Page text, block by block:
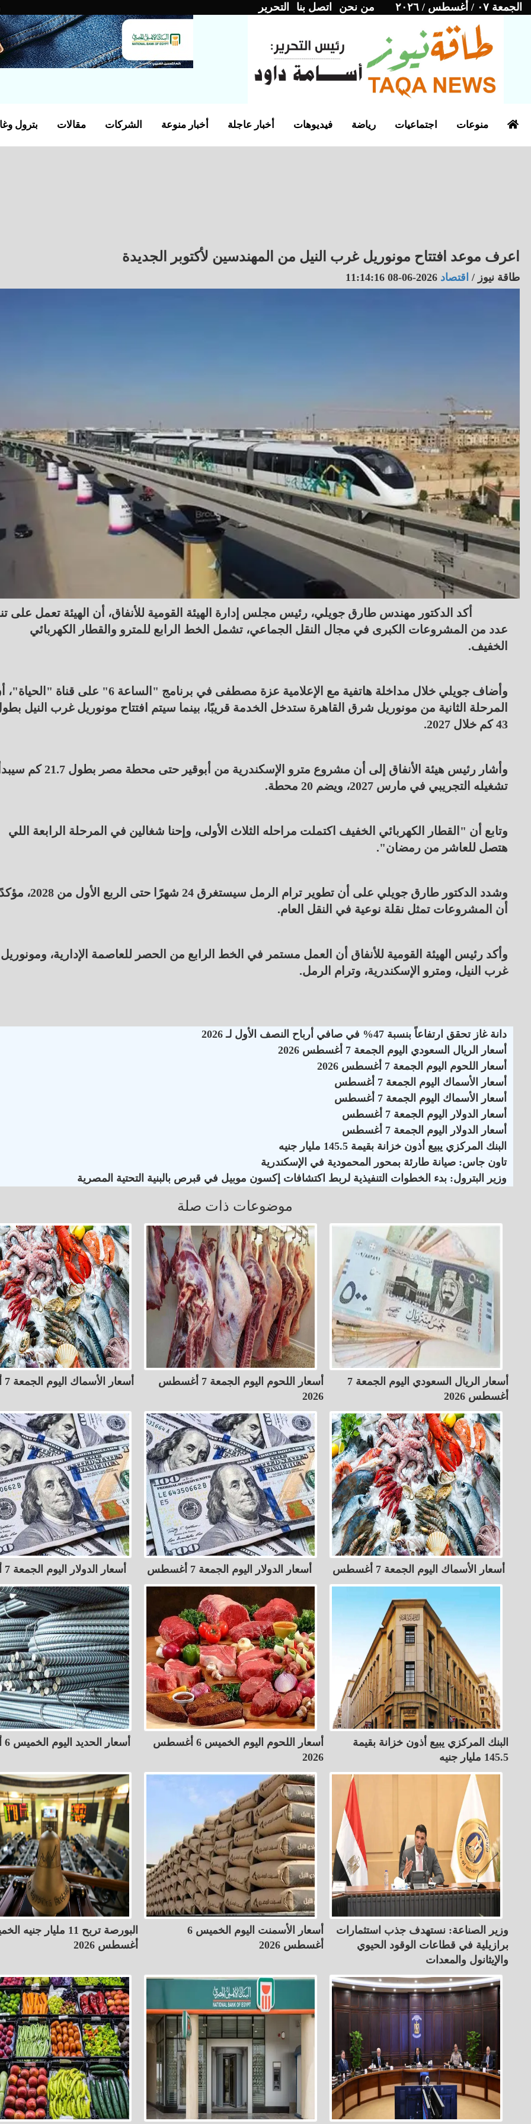
الجمعة ٠٧ / أغسطس / ٢٠٢٦ من نحن اتصل بنا التحرير
بترول مقالات الشركات أخبار منوعة أخبار عاجلة فيديوهات رياضة اجتماعيات منوعات
اعرف موعد افتتاح مونوريل غرب النيل من المهندسين لأكتوبر الجديدة
طاقة نيوز / اقتصاد2026-06-08 11:14:16
أكد الدكتور مهندس طارق جويلي، رئيس مجلس إدارة الهيئة القومية للأنفاق، أن الهيئة تعمل على
عدد من المشروعات الكبرى في مجال النقل الجماعي، تشمل الخط الرابع للمترو والقطار الكهربائي
الخفيف.
وأضاف جويلي خلال مداخلة هاتفية مع الإعلامية عزة مصطفى في برنامج "الساعة 6" على قناة
المرحلة الثانية من مونوريل شرق القاهرة ستدخل الخدمة قريبًا، بينما سيتم افتتاح مونوريل غرب النيل
43 كم خلال 2027.
وأشار رئيس هيئة الأنفاق إلى أن مشروع مترو الإسكندرية من أبوقير حتى محطة مصر بطول 21.7 كم سيبدأ
تشغيله التجريبي في مارس 2027، ويضم 20 محطة.
وتابع أن "القطار الكهربائي الخفيف اكتملت مراحله الثلاث الأولى، وإحنا شغالين في المرحلة الرابعة اللي
هتصل للعاشر من رمضان".
وشدد الدكتور طارق جويلي على أن تطوير ترام الرمل سيستغرق 24 شهرًا حتى الربع الأول من 2028، مؤكدًا
أن المشروعات تمثل نقلة نوعية في النقل العام.
وأكد رئيس الهيئة القومية للأنفاق أن العمل مستمر في الخط الرابع من الحصر للعاصمة الإدارية، ومونوريل
غرب النيل، ومترو الإسكندرية، وترام الرمل.
دانة غاز تحقق ارتفاعاً بنسبة 47% في صافي أرباح النصف الأول لـ 2026
أسعار الريال السعودي اليوم الجمعة 7 أغسطس 2026
أسعار اللحوم اليوم الجمعة 7 أغسطس 2026
أسعار الأسماك اليوم الجمعة 7 أغسطس
أسعار الأسماك اليوم الجمعة 7 أغسطس
أسعار الدولار اليوم الجمعة 7 أغسطس
أسعار الدولار اليوم الجمعة 7 أغسطس
البنك المركزي يبيع أذون خزانة بقيمة 145.5 مليار جنيه
تاون جاس: صيانة طارئة بمحور المحمودية في الإسكندرية
وزير البترول: بدء الخطوات التنفيذية لربط اكتشافات إكسون موبيل في قبرص بالبنية التحتية المصرية
موضوعات ذات صلة
أسعار الريال السعودي اليوم الجمعة 7
أغسطس 2026
أسعار اللحوم اليوم الجمعة 7 أغسطس
2026
أسعار الأسماك اليوم الجمعة 7 أغسطس
أسعار الأسماك اليوم الجمعة 7 أغسطس أسعار الدولار اليوم الجمعة 7 أغسطس أسعار الدولار اليوم الجمعة 7 أغسطس
البنك المركزي يبيع أذون خزانة بقيمة
145.5 مليار جنيه
أسعار اللحوم اليوم الخميس 6 أغسطس
2026
أسعار الحديد اليوم الخميس 6 أغسطس
وزير الصناعة: نستهدف جذب استثمارات
برازيلية في قطاعات الوقود الحيوي
والإيثانول والمعدات
أسعار الأسمنت اليوم الخميس 6
أغسطس 2026
أغسطس 2026